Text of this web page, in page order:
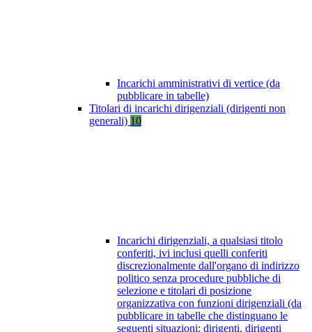
Incarichi amministrativi di vertice (da
pubblicare in tabelle)
Titolari di incarichi dirigenziali (dirigenti non
generali) 10
Incarichi dirigenziali, a qualsiasi titolo
conferiti, ivi inclusi quelli conferiti
discrezionalmente dall'organo di indirizzo
politico senza procedure pubbliche di
selezione e titolari di posizione
organizzativa con funzioni dirigenziali (da
pubblicare in tabelle che distinguano le
seguenti situazioni: dirigenti, dirigenti